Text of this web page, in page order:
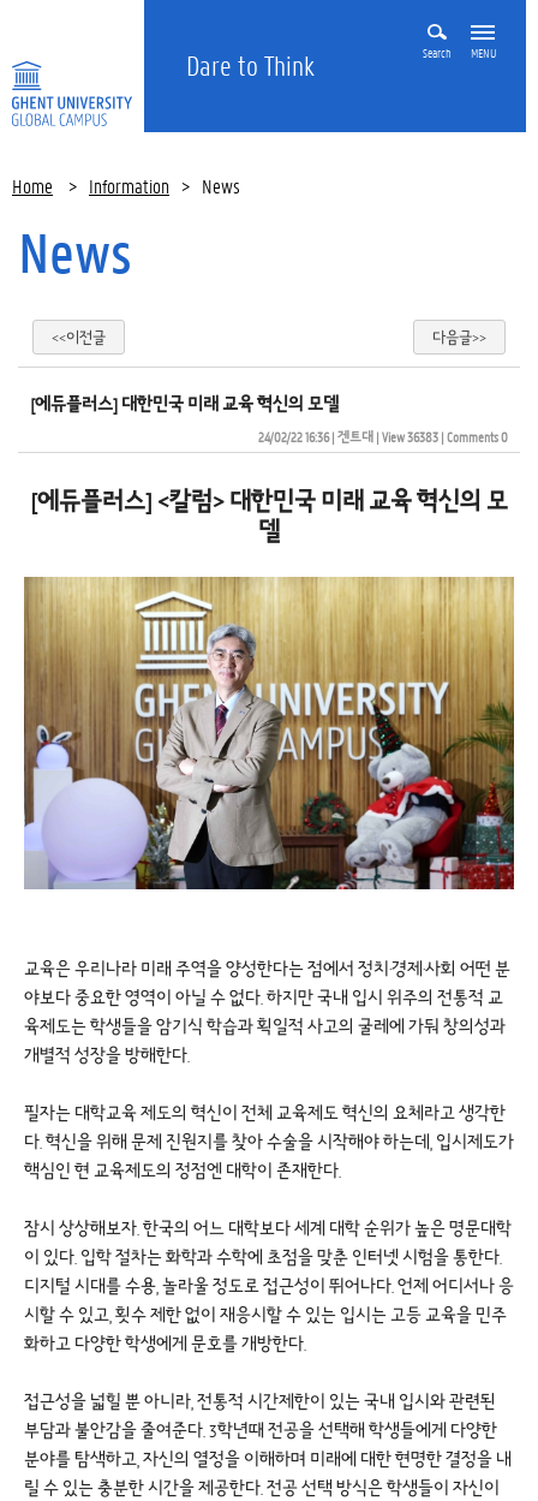
Dare to Think Search MENU
Home > Information > News
News
<<이전글 다음글>>
[에듀플러스] 대한민국 미래 교육 혁신의 모델
24/02/22 16:36| 겐트대| View 36383| Comments 0
[에듀플러스] <칼럼> 대한민국 미래 교육 혁신의 모
델
교육은 우리나라 미래 주역을 양성한다는 점에서 정치·경제·사회 어떤 분
야보다 중요한 영역이 아닐 수 없다. 하지만 국내 입시 위주의 전통적 교
육제도는 학생들을 암기식 학습과 획일적 사고의 굴레에 가둬 창의성과
개별적 성장을 방해한다.
필자는 대학교육 제도의 혁신이 전체 교육제도 혁신의 요체라고 생각한
다. 혁신을 위해 문제 진원지를 찾아 수술을 시작해야 하는데, 입시제도가
핵심인 현 교육제도의 정점엔 대학이 존재한다.
잠시 상상해보자. 한국의 어느 대학보다 세계 대학 순위가 높은 명문대학
이 있다. 입학 절차는 화학과 수학에 초점을 맞춘 인터넷 시험을 통한다.
디지털 시대를 수용, 놀라울 정도로 접근성이 뛰어나다. 언제 어디서나 응
시할 수 있고, 횟수 제한 없이 재응시할 수 있는 입시는 고등 교육을 민주
화하고 다양한 학생에게 문호를 개방한다.
접근성을 넓힐 뿐 아니라, 전통적 시간제한이 있는 국내 입시와 관련된
부담과 불안감을 줄여준다. 3학년때 전공을 선택해 학생들에게 다양한
분야를 탐색하고, 자신의 열정을 이해하며 미래에 대한 현명한 결정을 내
릴 수 있는 충분한 시간을 제공한다. 전공 선택 방식은 학생들이 자신이